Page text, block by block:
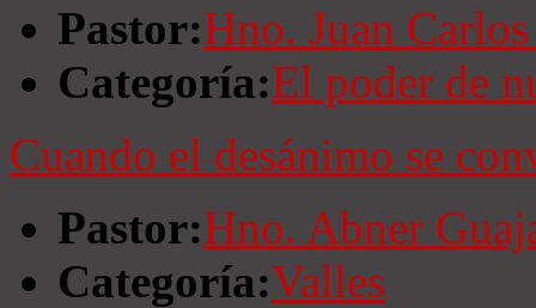
Pastor:Hno. Juan
Categoría:El poder de
Cuando el desánimo se
Pastor:Hno. Abner
Categoría:Valles